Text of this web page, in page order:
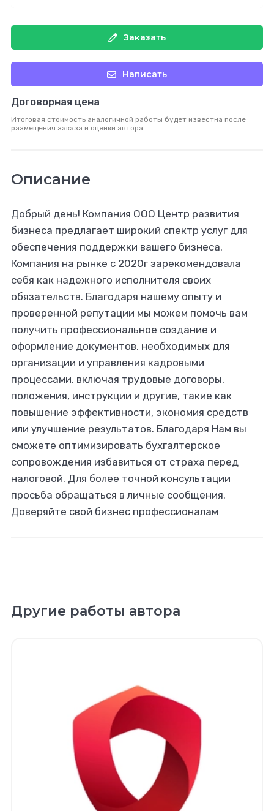
Заказать
Написать
Договорная цена
Итоговая стоимость аналогичной работы будет известна после
размещения заказа и оценки автора
Описание
Добрый день! Компания ООО Центр развития
бизнеса предлагает широкий спектр услуг для
обеспечения поддержки вашего бизнеса.
Компания на рынке с 2020г зарекомендовала
себя как надежного исполнителя своих
обязательств. Благодаря нашему опыту и
проверенной репутации мы можем помочь вам
получить профессиональное создание и
оформление документов, необходимых для
организации и управления кадровыми
процессами, включая трудовые договоры,
положения, инструкции и другие, такие как
повышение эффективности, экономия средств
или улучшение результатов. Благодаря Нам вы
сможете оптимизировать бухгалтерское
сопровождения избавиться от страха перед
налоговой. Для более точной консультации
просьба обращаться в личные сообщения.
Доверяйте свой бизнес профессионалам
Другие работы автора